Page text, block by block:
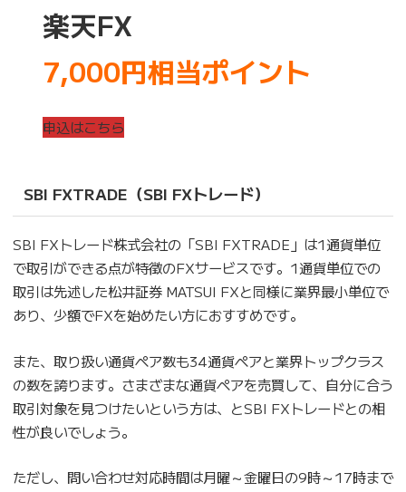
楽天FX
7,000円相当ポイント
申込はこちら
SBI FXTRADE （SBI FXトレード）
SBI FXトレード株式会社の「SBI FXTRADE」は1通貨単位
で取引ができる点が特徴のFXサービスです。1通貨単位での
取引は先述した松井証券 MATSUI FXと同様に業界最小単位で
あり、少額でFXを始めたい方におすすめです。
また、取り扱い通貨ペア数も34通貨ペアと業界トップクラス
の数を誇ります。さまざまな通貨ペアを売買して、自分に合う
取引対象を見つけたいという方は、とSBI FXトレードとの相
性が良いでしょう。
ただし、問い合わせ対応時間は月曜～金曜日の9時～17時まで